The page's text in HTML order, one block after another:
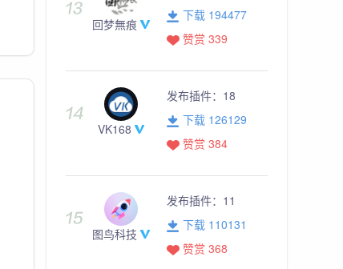
回梦無痕
下载 194477
赞赏 339
VK168
发布插件： 18
下载 126129
赞赏 384
图鸟科技
发布插件： 11
下载 110131
赞赏 368